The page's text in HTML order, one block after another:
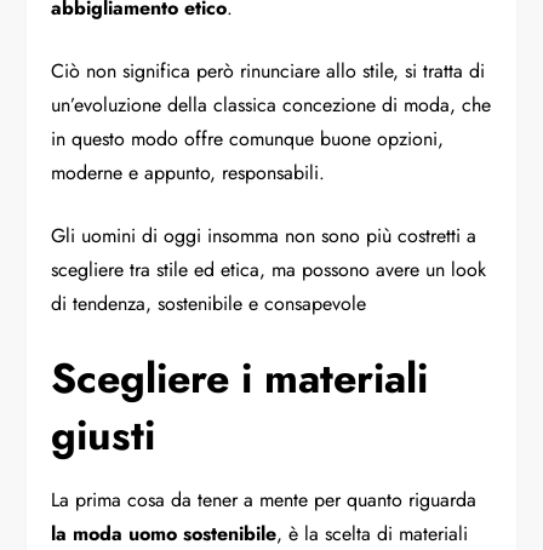
abbigliamento etico.
Ciò non significa però rinunciare allo stile, si tratta di
un’evoluzione della classica concezione di moda, che
in questo modo offre comunque buone opzioni,
moderne e appunto, responsabili.
Gli uomini di oggi insomma non sono più costretti a
scegliere tra stile ed etica, ma possono avere un look
di tendenza, sostenibile e consapevole
Scegliere i materiali
giusti
La prima cosa da tener a mente per quanto riguarda
la moda uomo sostenibile, è la scelta di materiali